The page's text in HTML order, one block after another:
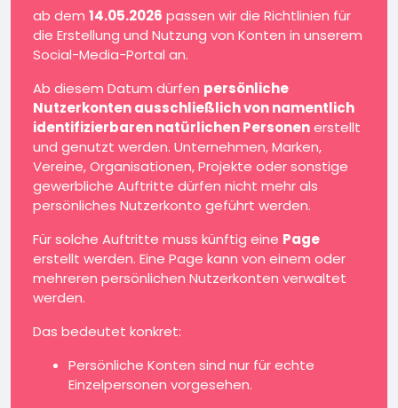
ab dem 14.05.2026 passen wir die Richtlinien für
die Erstellung und Nutzung von Konten in unserem
Social-Media-Portal an.
Ab diesem Datum dürfen persönliche
Nutzerkonten ausschließlich von namentlich
identifizierbaren natürlichen Personenerstellt
und genutzt werden. Unternehmen, Marken,
Vereine, Organisationen, Projekte oder sonstige
gewerbliche Auftritte dürfen nicht mehr als
persönliches Nutzerkonto geführt werden.
Für solche Auftritte muss künftig eine Page
erstellt werden. Eine Page kann von einem oder
mehreren persönlichen Nutzerkonten verwaltet
werden.
Das bedeutet konkret:
Persönliche Konten sind nur für echte
Einzelpersonen vorgesehen.